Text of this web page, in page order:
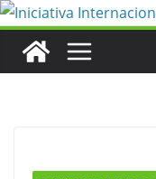
Saltar
contenido